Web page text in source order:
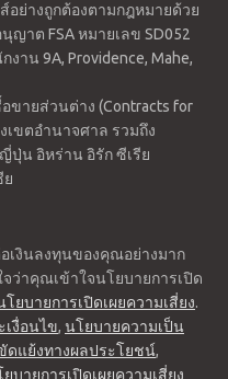
วัน ระหว่างแนวต้าน 2
ะหว่าง 12,220 ถึง 12,393
อย่างถูกต้องตามกฎหมายด้วย
ญาต FSA หมายเลข SD052
าน 9A, Providence, Mahe,
ขายส่วนต่าง (Contracts for
เขตอำนาจศาล รวมถึง
ปุ่น อิหร่าน อิรัก ซีเรีย
ย
อเงินลงทุนของคุณอย่างมาก
ว่าคุณเข้าใจนโยบายการเปิด
โยบายการเปิดเผยความเสี่ยง.
งื่อนไข, นโยบายความเป็น
ดแย้งทางผลประโยชน์,
บายการเปิดเผยความเสี่ยง